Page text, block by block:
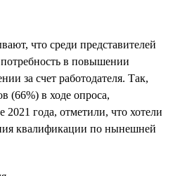
что среди представителей
в повышении
за счет работодателя. Так,
(66%) в ходе опроса,
2021 года, отметили, что хотели
квалификации по нынешней